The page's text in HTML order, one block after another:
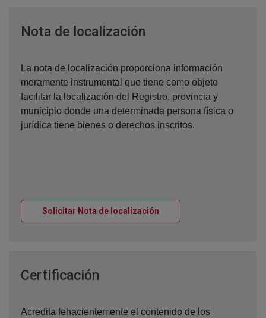
Nota de localización
La nota de localización proporciona información
meramente instrumental que tiene como objeto
facilitar la localización del Registro, provincia y
municipio donde una determinada persona física o
jurídica tiene bienes o derechos inscritos.
Solicitar Nota de localización
Certificación
Acredita fehacientemente el contenido de los